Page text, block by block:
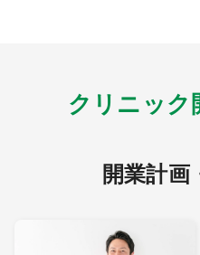
クリニック
開業計画